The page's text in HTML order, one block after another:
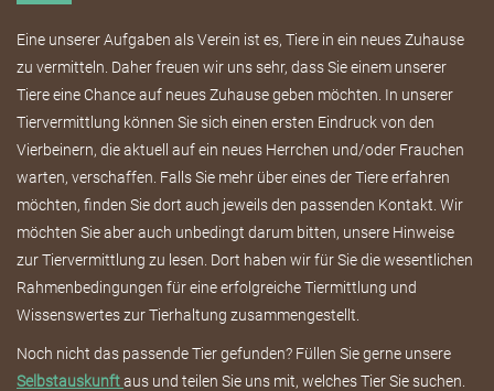
Eine unserer Aufgaben als Verein ist es, Tiere in ein neues Zuhause
zu vermitteln. Daher freuen wir uns sehr, dass Sie einem unserer
Tiere eine Chance auf neues Zuhause geben möchten. In unserer
Tiervermittlung können Sie sich einen ersten Eindruck von den
Vierbeinern, die aktuell auf ein neues Herrchen und/oder Frauchen
warten, verschaffen. Falls Sie mehr über eines der Tiere erfahren
möchten, finden Sie dort auch jeweils den passenden Kontakt. Wir
möchten Sie aber auch unbedingt darum bitten, unsere Hinweise
zur Tiervermittlung zu lesen. Dort haben wir für Sie die wesentlichen
Rahmenbedingungen für eine erfolgreiche Tiermittlung und
Wissenswertes zur Tierhaltung zusammengestellt.
Noch nicht das passende Tier gefunden? Füllen Sie gerne unsere
Selbstauskunftaus und teilen Sie uns mit, welches Tier Sie suchen.